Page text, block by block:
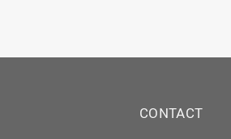
CONTACT